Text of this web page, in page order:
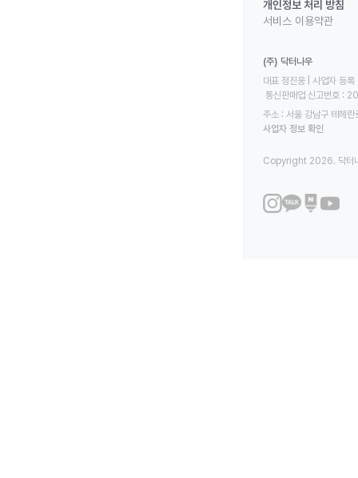
개인정보 처리 방침
서비스 이용약관
(주) 닥터나우
대표 정진웅 | 사업자
통신판매업 신고번호
주소 : 서울 강남구 테헤
사업자 정보 확인
Copyright 2026. 닥터